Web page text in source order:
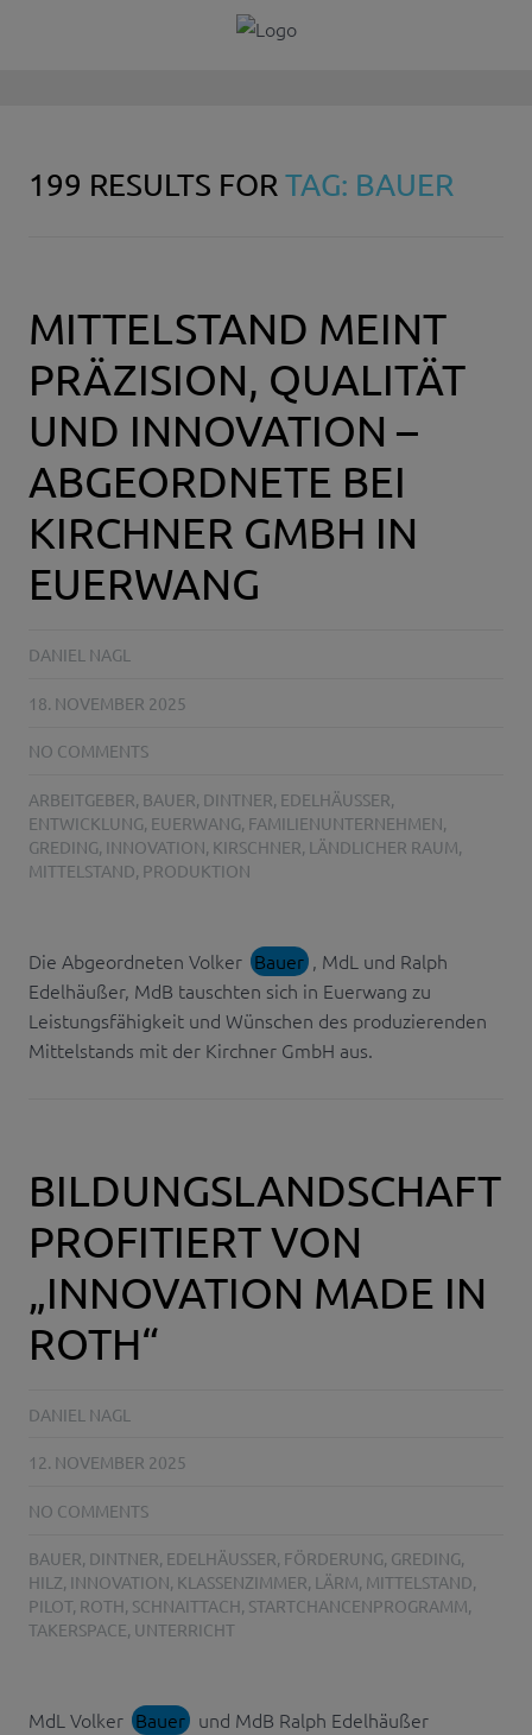
199 RESULTS FORTAG: BAUER
MITTELSTAND MEINT
PRÄZISION, QUALITÄT
UND INNOVATION –
ABGEORDNETE BEI
KIRCHNER GMBH IN
EUERWANG
DANIEL NAGL
18. NOVEMBER 2025
NO COMMENTS
ARBEITGEBER, BAUER, DINTNER, EDELHÄUSSER
,
ENTWICKLUNG, EUERWANG, FAMILIENUNTERNEHMEN,
GREDING, INNOVATION, KIRSCHNER, LÄNDLICHER RAUM,
MITTELSTAND, PRODUKTION
Die Abgeordneten Volker Bauer , MdL und Ralph
Edelhäußer, MdB tauschten sich in Euerwang zu
Leistungsfähigkeit und Wünschen des produzierenden
Mittelstands mit der Kirchner GmbH aus.
BILDUNGSLANDSCHAFT
PROFITIERT VON
„INNOVATION MADE IN
ROTH“
DANIEL NAGL
12. NOVEMBER 2025
NO COMMENTS
BAUER, DINTNER, EDELHÄUSSER , FÖRDERUNG, GREDING,
HILZ, INNOVATION, KLASSENZIMMER, LÄRM, MITTELSTAND,
PILOT, ROTH, SCHNAITTACH, STARTCHANCENPROGRAMM,
TAKERSPACE, UNTERRICHT
MdL Volker Bauer und MdB Ralph Edelhäußer